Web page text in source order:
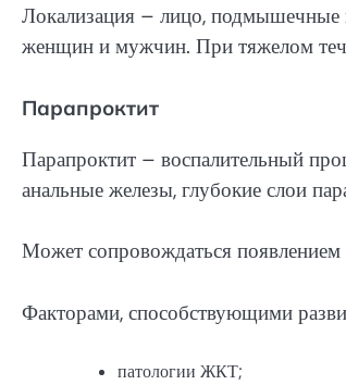
Локализация – лицо, подмышечные
женщин и мужчин. При тяжелом
Парапроктит
Парапроктит – воспалительный
анальные железы, глубокие слои
Может сопровождаться
Факторами, способствующими
патологии ЖКТ;